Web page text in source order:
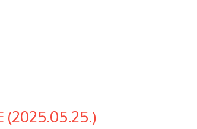
(2025.05.25.)